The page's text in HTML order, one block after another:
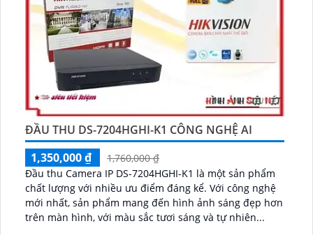
ĐẦU THU DS-7204HGHI-K1 CÔNG NGHỆ AI
1,350,000 ₫
1,760,000 ₫
Đầu thu Camera IP DS-7204HGHI-K1 là một sản phẩm
chất lượng với nhiều ưu điểm đáng kể. Với công nghệ
mới nhất, sản phẩm mang đến hình ảnh sáng đẹp hơn
trên màn hình, với màu sắc tươi sáng và tự nhiên...